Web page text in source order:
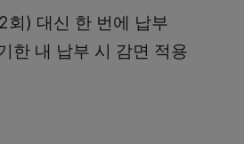
회) 대신 한 번에 납부
한 내 납부 시 감면 적용